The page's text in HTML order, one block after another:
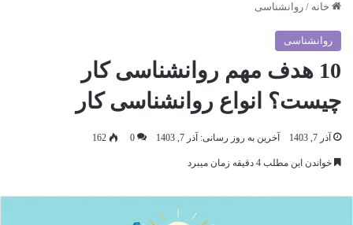
خانه / روانشناسی
روانشناسی
10 هدف مهم روانشناسی کار
چیست؟ انواع روانشناسی کار
آذر 7, 1403 آخرین به روز رسانی: آذر 7, 1403 0
162
خواندن این مطلب 4 دقیقه زمان میبرد